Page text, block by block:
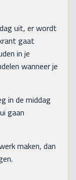
uit, er wordt
gaat
in je
wanneer je
in de middag
gaan
maken, dan